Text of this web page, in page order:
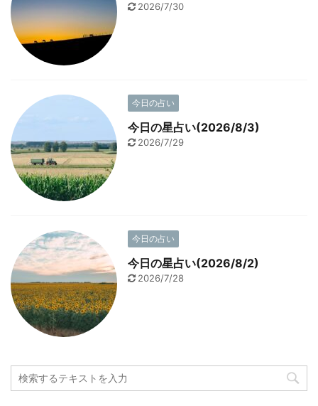
2026/7/30
今日の占い
今日の星占い(2026/8/3)
2026/7/29
今日の占い
今日の星占い(2026/8/2)
2026/7/28